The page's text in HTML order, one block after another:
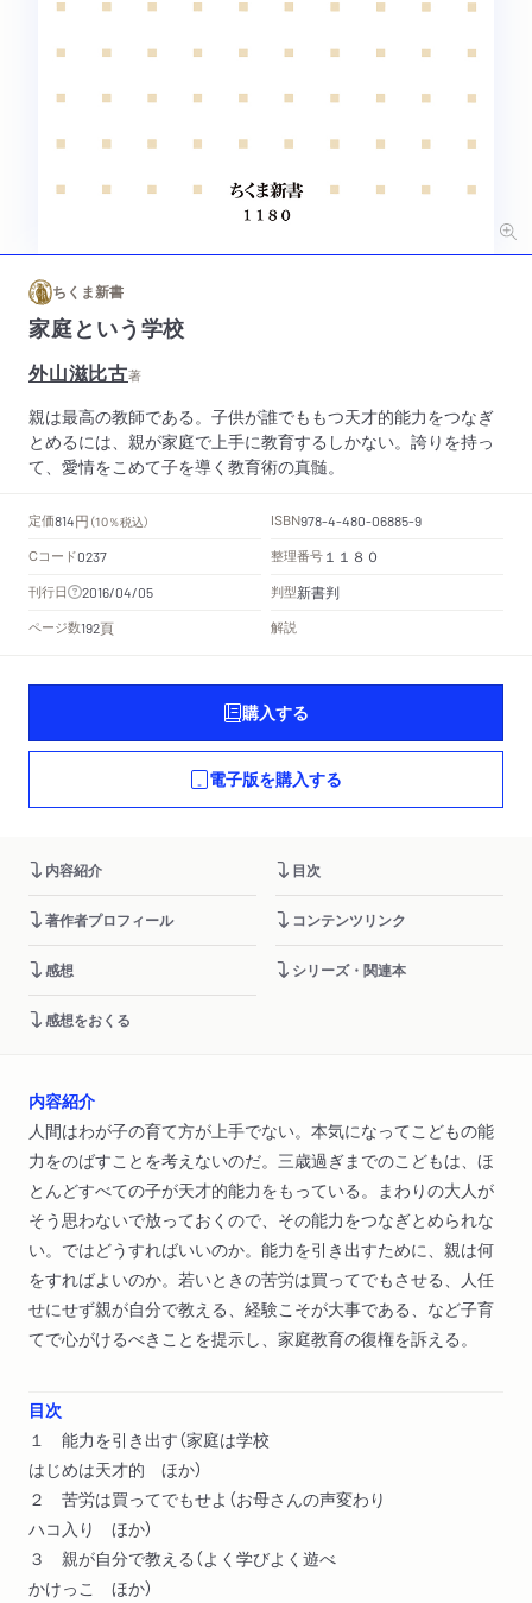
ちくま新書
家庭という学校
外山滋比古著
親は最高の教師である。子供が誰でももつ天才的能力をつなぎ
とめるには、親が家庭で上手に教育するしかない。誇りを持っ
て、愛情をこめて子を導く教育術の真髄。
定価814円 （10％税込） ISBN978-4-480-06885-9
Cコード0237 整理番号 １１８０
刊行日 2016/04/05 判型新書判
ページ数192頁 解説
購入する
電子版を購入する
内容紹介 目次
著作者プロフィール コンテンツリンク
感想 シリーズ・関連本
感想をおくる
内容紹介
人間はわが子の育て方が上手でない。本気になってこどもの能
力をのばすことを考えないのだ。三歳過ぎまでのこどもは、ほ
とんどすべての子が天才的能力をもっている。まわりの大人が
そう思わないで放っておくので、その能力をつなぎとめられな
い。ではどうすればいいのか。能力を引き出すために、親は何
をすればよいのか。若いときの苦労は買ってでもさせる、人任
せにせず親が自分で教える、経験こそが大事である、など子育
てで心がけるべきことを提示し、家庭教育の復権を訴える。
目次
１ 能力を引き出す（家庭は学校
はじめは天才的 ほか）
２ 苦労は買ってでもせよ（お母さんの声変わり
ハコ入り ほか）
３ 親が自分で教える（よく学びよく遊べ
かけっこ ほか）